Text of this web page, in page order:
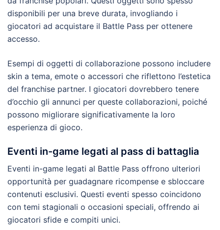
disponibili per una breve durata, invogliando i
giocatori ad acquistare il Battle Pass per ottenere
accesso.
Esempi di oggetti di collaborazione possono includere
skin a tema, emote o accessori che riflettono l’estetica
del franchise partner. I giocatori dovrebbero tenere
d’occhio gli annunci per queste collaborazioni, poiché
possono migliorare significativamente la loro
esperienza di gioco.
Eventi in-game legati al pass di battaglia
Eventi in-game legati al Battle Pass offrono ulteriori
opportunità per guadagnare ricompense e sbloccare
contenuti esclusivi. Questi eventi spesso coincidono
con temi stagionali o occasioni speciali, offrendo ai
giocatori sfide e compiti unici.